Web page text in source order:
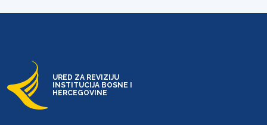
URED ZA REVIZIJU
INSTITUCIJA BOSNE I
HERCEGOVINE